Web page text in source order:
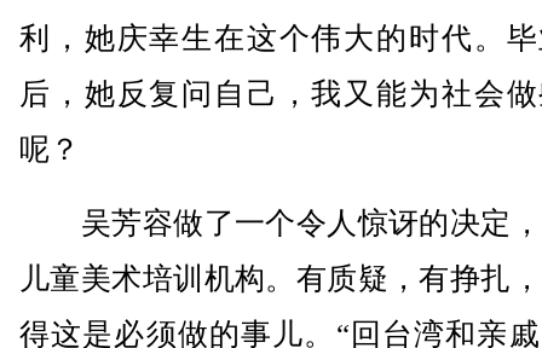
利，她庆幸生在这个伟大的时代。
后，她反复问自己，我又能为社会
呢？
吴芳容做了一个令人惊讶的决定
儿童美术培训机构。有质疑，有挣扎
得这是必须做的事儿。“回台湾和亲